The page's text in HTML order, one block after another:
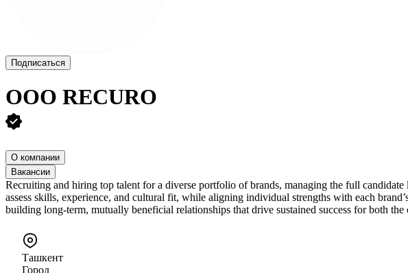
Подписаться
ООО RECURO
О компании
Вакансии
Recruiting and hiring top talent for a diverse portfolio of brands, managing the full
assess skills, experience, and cultural fit, while aligning individual strengths with each
building long-term, mutually beneficial relationships that drive sustained success for both the
Ташкент
Город